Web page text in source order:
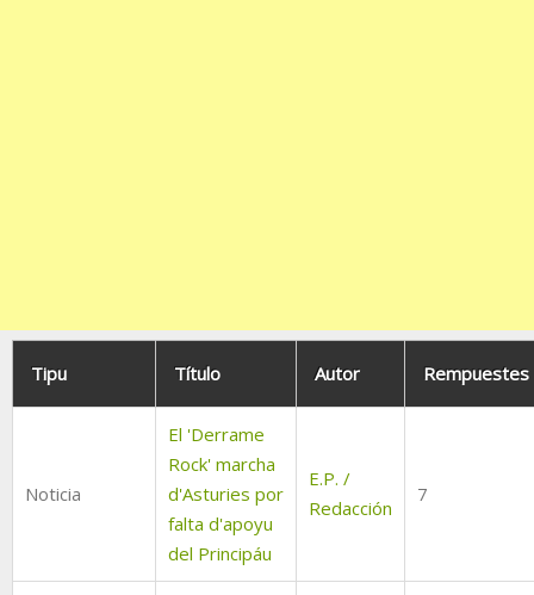
Tipu Título Autor Rempuestes
Noticia
El 'Derrame
Rock' marcha
d'Asturies por
falta d'apoyu
del Principáu
E.P. /
Redacción
7